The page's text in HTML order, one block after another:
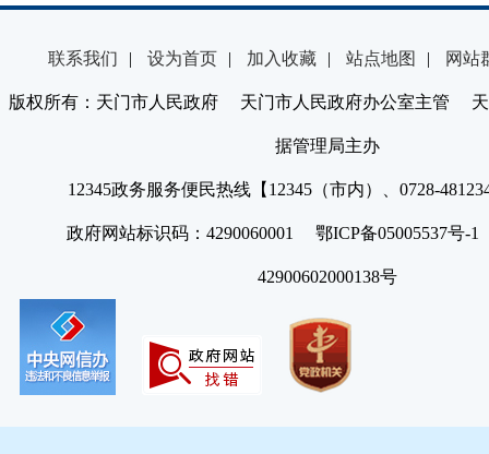
联系我们 | 设为首页 | 加入收藏 | 站点地图 | 网站
版权所有：天门市人民政府 天门市人民政府办公室主管 天
据管理局主办
12345政务服务便民热线【12345（市内）、0728-
政府网站标识码：4290060001 鄂ICP备05005537号
42900602000138号